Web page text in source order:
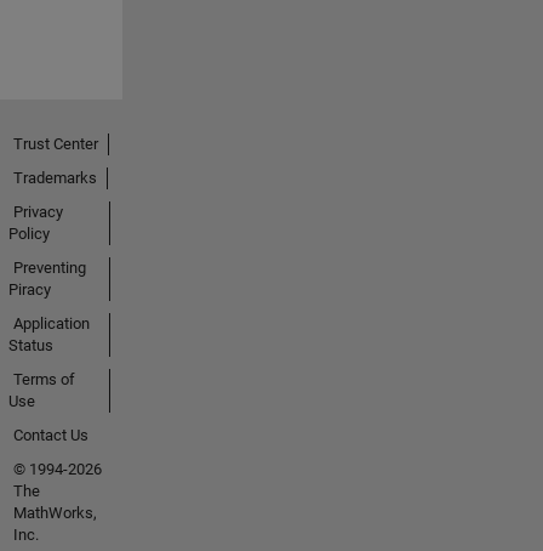
Trust Center
Trademarks
Privacy
Policy
Preventing
Piracy
Application
Status
Terms of
Use
Contact Us
© 1994-2026
The
MathWorks,
Inc.